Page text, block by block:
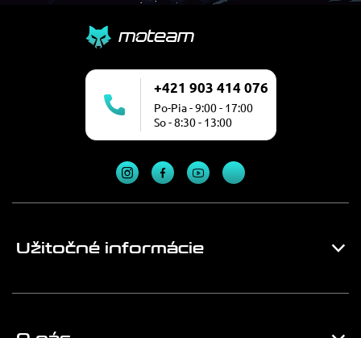
+421 903 414 076
Po-Pia - 9:00 - 17:00
So - 8:30 - 13:00
Užitočné informácie